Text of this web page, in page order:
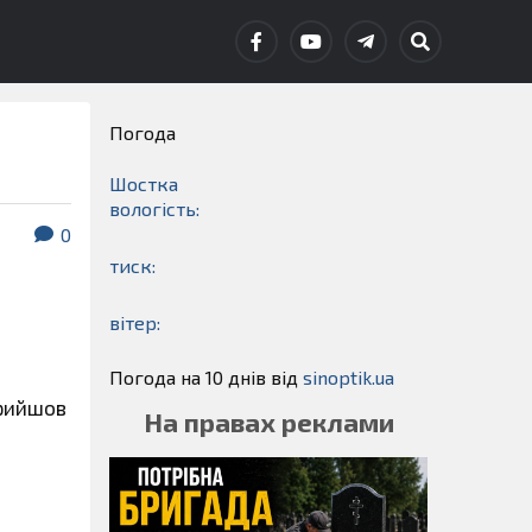
0
Погода
Шостка
вологість:
тиск:
вітер:
Погода на 10 днів від sinoptik.ua
На правах реклами